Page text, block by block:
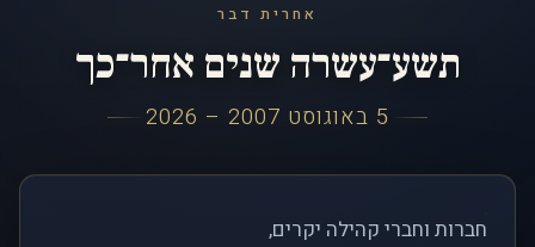
אחרית דבר
תשע־עשרה שנים אחר־כך
5 באוגוסט 2007 – 2026
חברות וחברי קהילה יקרים,